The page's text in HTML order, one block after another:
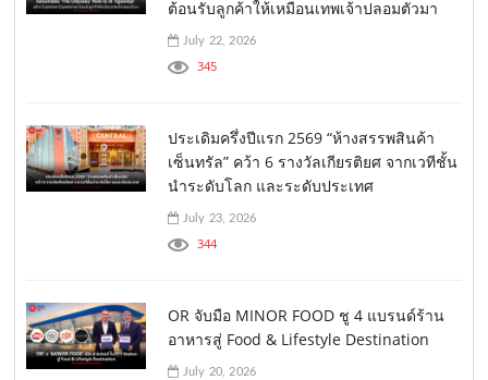
ต้อนรับลูกค้าให้เหมือนเทพเจ้าปลอมตัวมา
July 22, 2026
345
ประเดิมครึ่งปีแรก 2569 “ห้างสรรพสินค้า
เซ็นทรัล” คว้า 6 รางวัลเกียรติยศ จากเวทีชั้น
นำระดับโลก และระดับประเทศ
July 23, 2026
344
OR จับมือ MINOR FOOD ชู 4 แบรนด์ร้าน
อาหารสู่ Food & Lifestyle Destination
July 20, 2026